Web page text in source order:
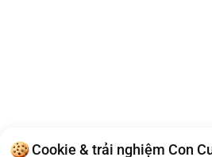
Cookie & trải nghiệm Con